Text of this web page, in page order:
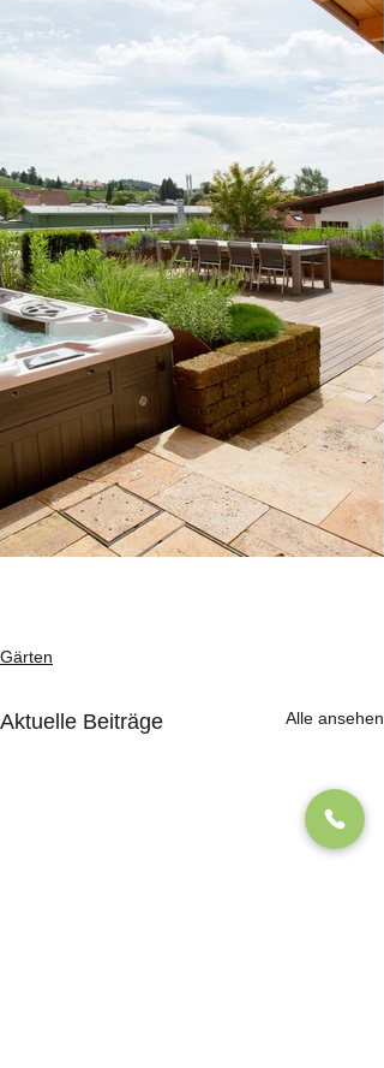
Gärten
Aktuelle Beiträge Alle ansehen